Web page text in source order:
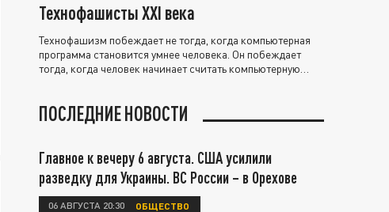
Технофашисты XXI века
Технофашизм побеждает не тогда, когда компьютерная
программа становится умнее человека. Он побеждает
тогда, когда человек начинает считать компьютерную
ПОСЛЕДНИЕ НОВОСТИ
Главное к вечеру 6 августа. США усилили
разведку для Украины. ВС России – в Орехове
06 АВГУСТА 20:30 ОБЩЕСТВО